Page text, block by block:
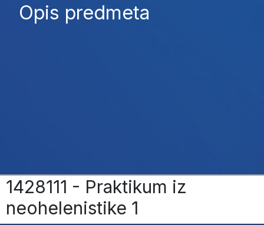
Opis predmeta
1428111 - Praktikum iz
neohelenistike 1